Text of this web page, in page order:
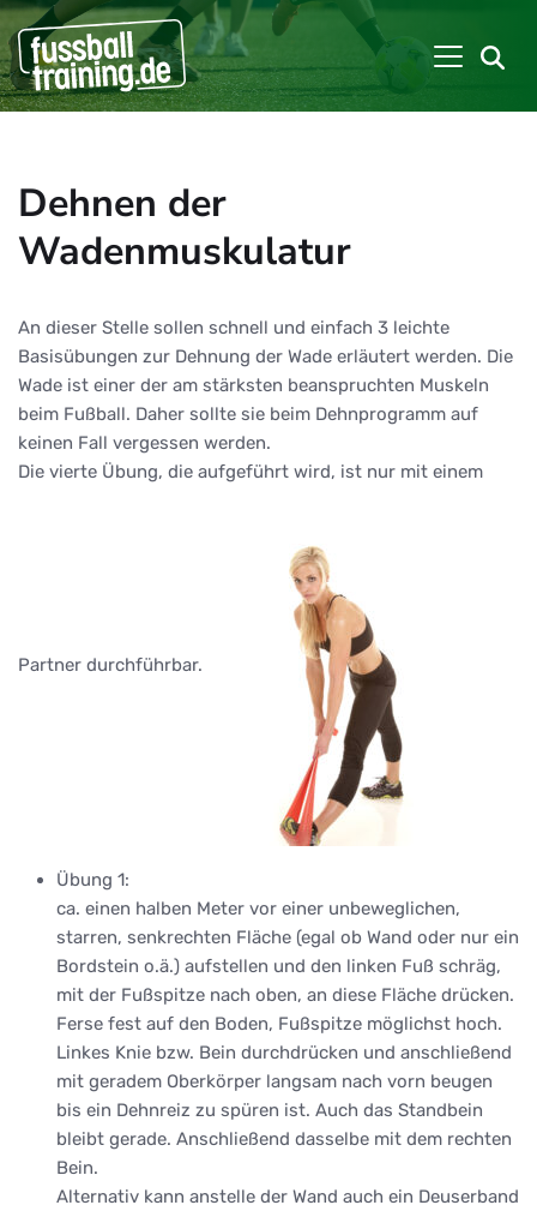
Dehnen der
Wadenmuskulatur
An dieser Stelle sollen schnell und einfach 3 leichte
Basisübungen zur Dehnung der Wade erläutert werden. Die
Wade ist einer der am stärksten beanspruchten Muskeln
beim Fußball. Daher sollte sie beim Dehnprogramm auf
keinen Fall vergessen werden.
Die vierte Übung, die aufgeführt wird, ist nur mit einem
Partner durchführbar.
Übung 1:
ca. einen halben Meter vor einer unbeweglichen,
starren, senkrechten Fläche (egal ob Wand oder nur ein
Bordstein o.ä.) aufstellen und den linken Fuß schräg,
mit der Fußspitze nach oben, an diese Fläche drücken.
Ferse fest auf den Boden, Fußspitze möglichst hoch.
Linkes Knie bzw. Bein durchdrücken und anschließend
mit geradem Oberkörper langsam nach vorn beugen
bis ein Dehnreiz zu spüren ist. Auch das Standbein
bleibt gerade. Anschließend dasselbe mit dem rechten
Bein.
Alternativ kann anstelle der Wand auch ein Deuserband